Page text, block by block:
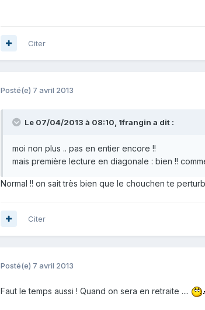
Citer
Posté(e) 7 avril 2013
Le 07/04/2013 à 08:10, 1frangin a dit :
moi non plus .. pas en entier encore !!
mais première lecture en diagonale : bien !!
Normal !! on sait très bien que le chouchen te
Citer
Posté(e) 7 avril 2013
Faut le temps aussi ! Quand on sera en retraite ....